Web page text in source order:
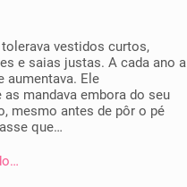
tolerava vestidos curtos,
e saias justas. A cada ano a
aumentava. Ele
mandava embora do seu
mesmo antes de pôr o pé
que…